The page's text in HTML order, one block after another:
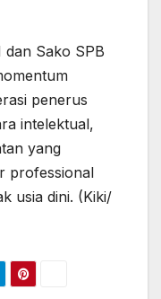
dan Sako SPB
penerus
intelektual,
yang
professional
usia dini. (Kiki/